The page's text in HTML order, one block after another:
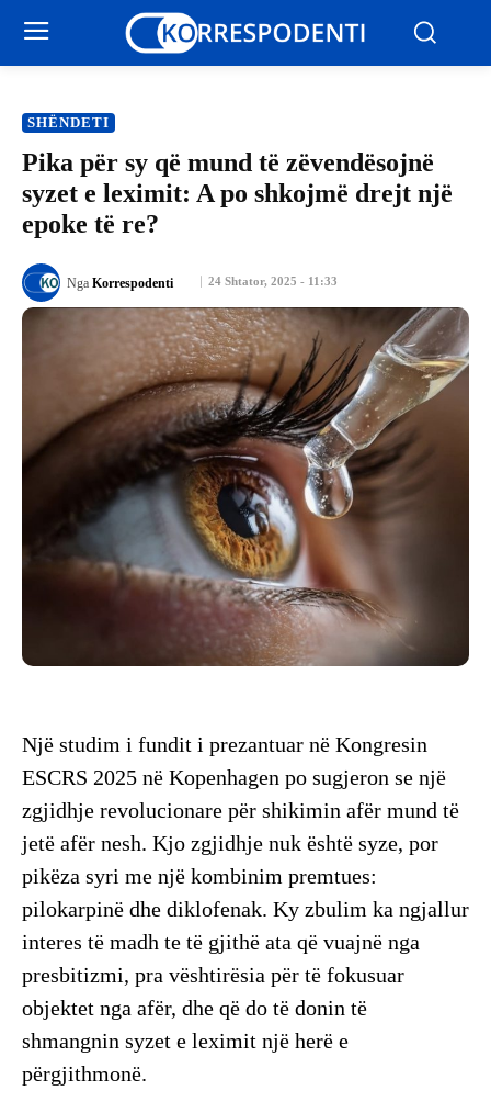
SHËNDETI
​Pika për sy që mund të zëvendësojnë
syzet e leximit: A po shkojmë drejt një
epoke të re?
24 Shtator, 2025 - 11:33
Nga Korrespodenti
Një studim i fundit i prezantuar në Kongresin
ESCRS 2025 në Kopenhagen po sugjeron se një
zgjidhje revolucionare për shikimin afër mund të
jetë afër nesh. Kjo zgjidhje nuk është syze, por
pikëza syri me një kombinim premtues:
pilokarpinë dhe diklofenak. Ky zbulim ka ngjallur
interes të madh te të gjithë ata që vuajnë nga
presbitizmi, pra vështirësia për të fokusuar
objektet nga afër, dhe që do të donin të
shmangnin syzet e leximit një herë e
përgjithmonë.